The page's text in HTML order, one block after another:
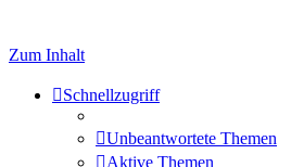
Zum Inhalt
Schnellzugriff
Unbeantwortete Themen
Aktive Themen